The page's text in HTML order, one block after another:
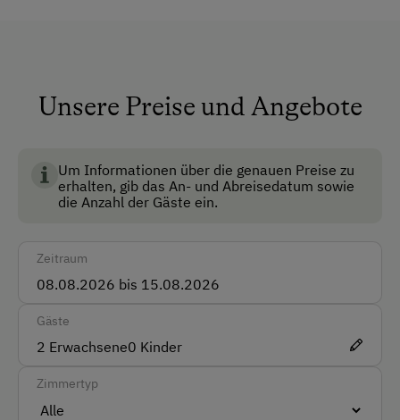
Meerschweinchen
Skischuhtrockner
Auto
Bus
Akzeptierte Zahlungsmittel
Barzahlung
BIO AUSTRIA steht für kontrolliert biologische
Standards für Umwelt, Tierwohl und
Lebensmittelqualität.
Unsere Preise und Angebote
Um Informationen über die genauen Preise zu
erhalten, gib das An- und Abreisedatum sowie
die Anzahl der Gäste ein.
Zeitraum
Gäste
2 Erwachsene0 Kinder
Zimmertyp